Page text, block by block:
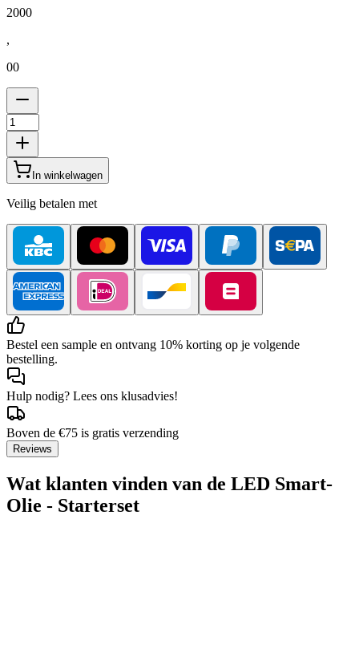
2000
,
00
In winkelwagen
Veilig betalen met
Bestel een sample en ontvang 10% korting op je volgende
bestelling.
Hulp nodig? Lees ons klusadvies!
Boven de €75 is gratis verzending
Reviews
Wat klanten vinden van de LED Smart-
Olie - Starterset